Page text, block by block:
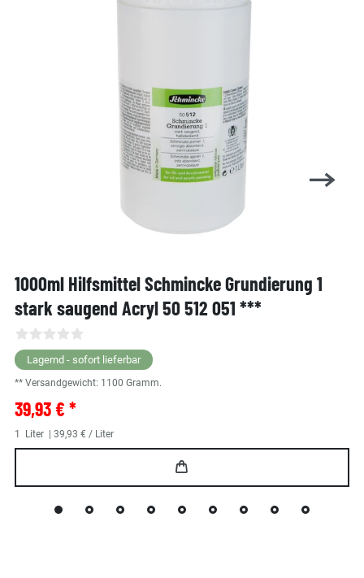
1000ml Hilfsmittel Schmincke Grundierung 1
stark saugend Acryl 50 512 051 ***
Lagernd - sofort lieferbar
** Versandgewicht: 1100 Gramm.
39,93 € *
1 Liter | 39,93 € / Liter